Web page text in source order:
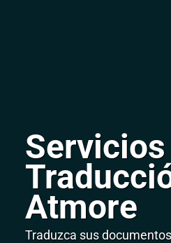
Atmore
Traduzca sus